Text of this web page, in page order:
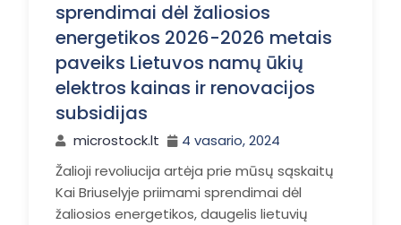
sprendimai dėl žaliosios
energetikos 2026-2026 metais
paveiks Lietuvos namų ūkių
elektros kainas ir renovacijos
subsidijas
microstock.lt
4 vasario, 2024
Žalioji revoliucija artėja prie mūsų sąskaitų
Kai Briuselyje priimami sprendimai dėl
žaliosios energetikos, daugelis lietuvių